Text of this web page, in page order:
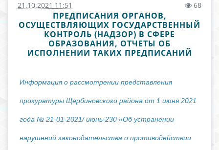
21.10.2021 11:51 68
ПРЕДПИСАНИЯ ОРГАНОВ,
ОСУЩЕСТВЛЯЮЩИХ ГОСУДАРСТВЕННЫЙ
КОНТРОЛЬ (НАДЗОР) В СФЕРЕ
ОБРАЗОВАНИЯ, ОТЧЕТЫ ОБ
ИСПОЛНЕНИИ ТАКИХ ПРЕДПИСАНИЙ
Информация о рассмотрении представления
прокуратуры Щербиновского района от 1 июня 2021
года № 21-01-2021/ июнь-230 «Об устранении
нарушений законодательства о противодействии